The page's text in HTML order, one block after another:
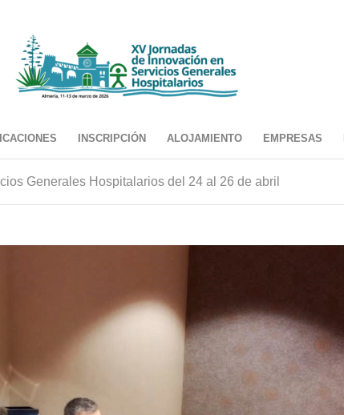
INSCRIPCIÓN ALOJAMIENTO EMPRESAS
Generales Hospitalarios del 24 al 26 de abril